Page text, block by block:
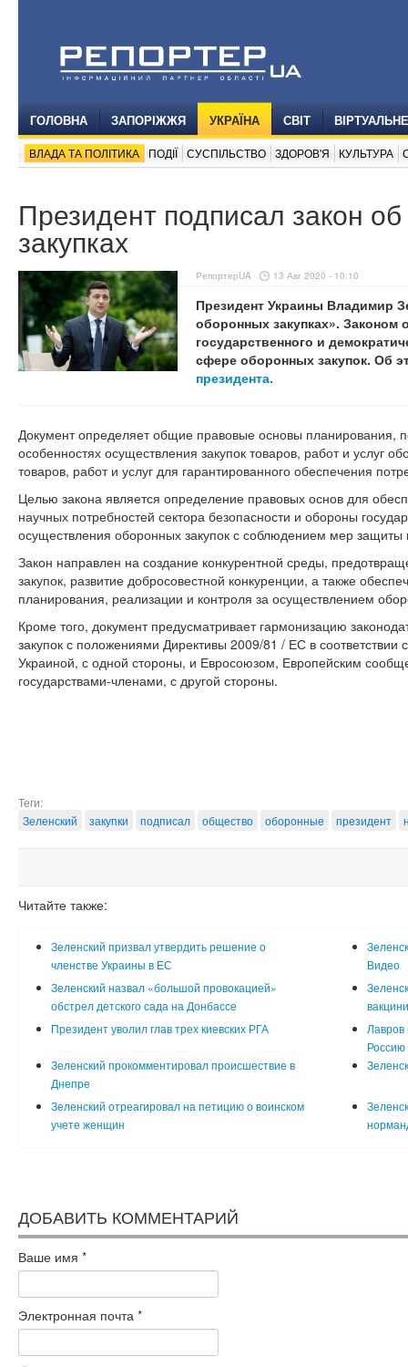
ГОЛОВНА ЗАПОРІЖЖЯ УКРАЇНА СВІТ
ВЛАДА ТА ПОЛІТИКА ПОДІЇ СУСПІЛЬСТВО ЗДОРОВ'Я КУЛЬТУРА
Президент подписал закон
закупках
РепортерUA 13 Авг 2020 - 10:10
Президент Украины Владимир
оборонных закупках». Законом
государственного и
сфере оборонных закупок. Об
президента.
Документ определяет общие правовые основы планирования,
особенностях осуществления закупок товаров, работ и услуг
товаров, работ и услуг для гарантированного обеспечения
Целью закона является определение правовых основ для
научных потребностей сектора безопасности и обороны
осуществления оборонных закупок с соблюдением мер защиты
Закон направлен на создание конкурентной среды,
закупок, развитие добросовестной конкуренции, а также
планирования, реализации и контроля за осуществлением
Кроме того, документ предусматривает гармонизацию
закупок с положениями Директивы 2009/81 / ЕС в
Украиной, с одной стороны, и Евросоюзом, Европейским
государствами-членами, с другой стороны.
Теги:
Зеленский
закупки подписал общество оборонные президент
Читайте также:
Зеленский призвал утвердить решение о
членстве Украины в ЕС
Видео
Зеленский назвал «большой провокацией»
обстрел детского сада на Донбассе
Президент уволил глав трех киевских РГА
Лавров
Россию
Зеленский прокомментировал происшествие в
Днепре
Зеленский отреагировал на петицию о воинском
учете женщин
ДОБАВИТЬ КОММЕНТАРИЙ
Ваше имя *
Электронная почта *